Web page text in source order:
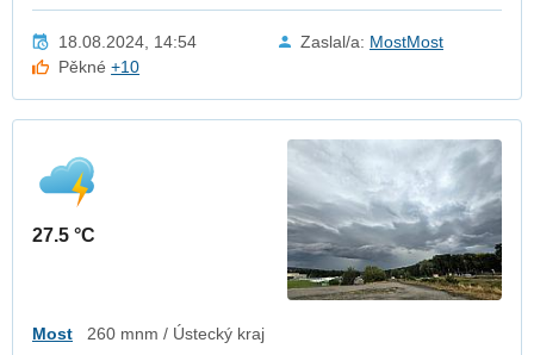
18.08.2024, 14:54 Zaslal/a: MostMost
Pěkné+10
27.5 °C
Most 260 mnm / Ústecký kraj